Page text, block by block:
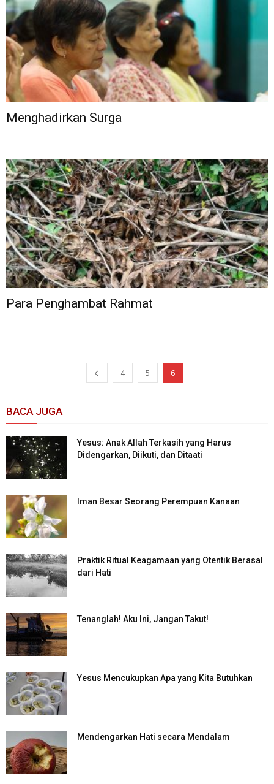
Menghadirkan Surga
Para Penghambat Rahmat
4 5 6
BACA JUGA
Yesus: Anak Allah Terkasih yang Harus
Didengarkan, Diikuti, dan Ditaati
Iman Besar Seorang Perempuan Kanaan
Praktik Ritual Keagamaan yang Otentik Berasal
dari Hati
Tenanglah! Aku Ini, Jangan Takut!
Yesus Mencukupkan Apa yang Kita Butuhkan
Mendengarkan Hati secara Mendalam